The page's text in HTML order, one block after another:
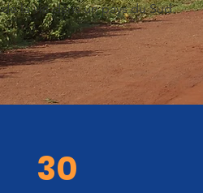
de la vie dans un pays du Sud.
30